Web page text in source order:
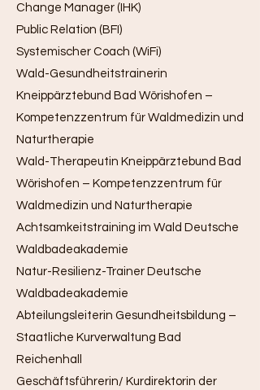
Change Manager (IHK)
Public Relation (BFI)
Systemischer Coach (WiFi)
Wald-Gesundheitstrainerin
Kneippärztebund Bad Wörishofen –
Kompetenzzentrum für Waldmedizin und
Naturtherapie
Wald-Therapeutin Kneippärztebund Bad
Wörishofen – Kompetenzzentrum für
Waldmedizin und Naturtherapie
Achtsamkeitstraining im Wald Deutsche
Waldbadeakademie
Natur-Resilienz-Trainer Deutsche
Waldbadeakademie
Abteilungsleiterin Gesundheitsbildung –
Staatliche Kurverwaltung Bad
Reichenhall
Geschäftsführerin/ Kurdirektorin der